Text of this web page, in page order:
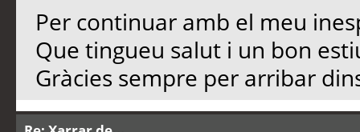
Per continuar amb el meu
Que tingueu salut i un bon
Gràcies sempre per arribar